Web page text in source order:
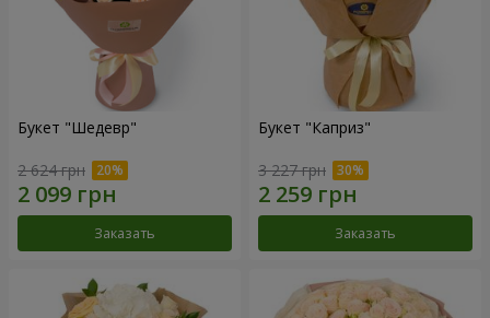
Букет "Шедевр"
2 624 грн
Заказать
Букет "Каприз"
3 227 грн
Заказать